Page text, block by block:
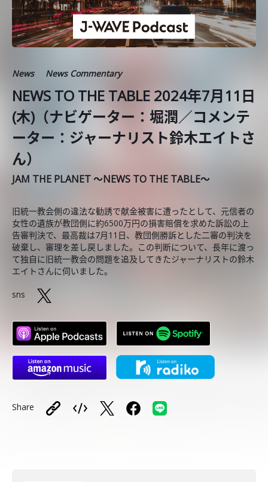
News News Commentary
NEWS TO THE TABLE 2024年7月11日
(木)（ナビゲーター：堀潤／コメンテ
ーター：ジャーナリスト鈴木エイトさ
ん）
JAM THE PLANET ～NEWS TO THE TABLE～
旧統一教会側の違法な勧誘で献金被害に遭ったとして、元信者の
女性の遺族が教団側に約6500万円の損害賠償を求めた訴訟の上
告審判決で、最高裁は7月11日、教団側勝訴とした二審の判決を
破棄し、審理を差し戻しました。この判断について、長年に渡っ
て独自に旧統一教会の問題を追及してきたジャーナリストの鈴木
エイトさんに伺いました。
sns
Share